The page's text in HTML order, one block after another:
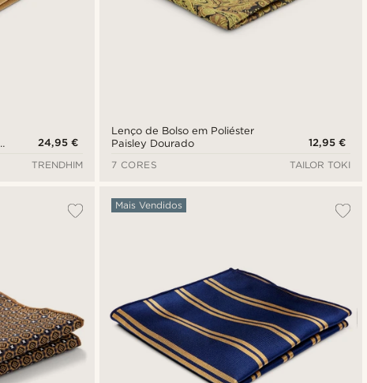
24,95 €
TRENDHIM
Lenço de Bolso em Poliéster
Paisley Dourado
12,95 €
7 CORES
TAILOR TOKI
Mais Vendidos